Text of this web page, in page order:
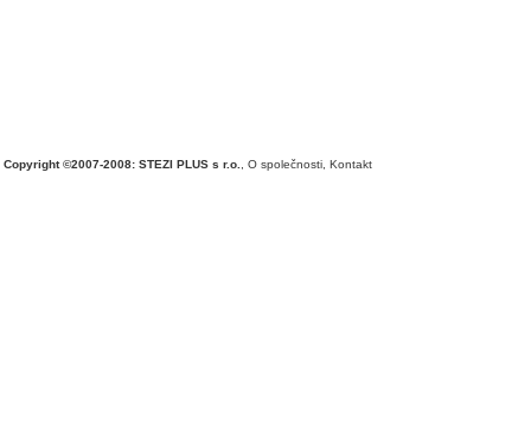
Copyright ©2007-2008: STEZI PLUS s r.o. O společnosti Kontakt